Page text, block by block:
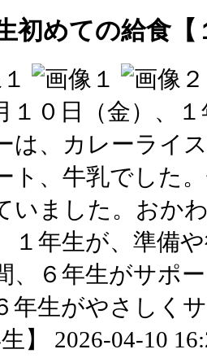
初めての給食
０日（金）、
は、カレーライ
ト、牛乳でした
いました。おか
１年生が、準備
、６年生がサポ
年生がやさしく
生】 2026-04-10